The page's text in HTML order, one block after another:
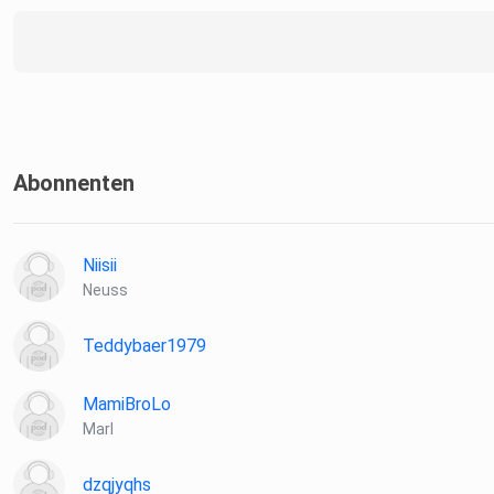
Abonnenten
Niisii
Neuss
Teddybaer1979
MamiBroLo
Marl
dzqjyqhs